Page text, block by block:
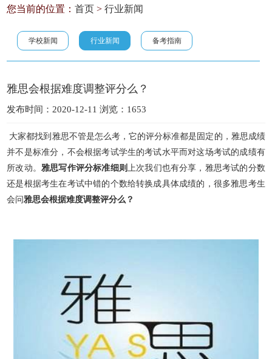
您当前的位置：首页 >行业新闻
学校新闻 行业新闻 备考指南
雅思会根据难度调整评分么？
发布时间：2020-12-11 浏览：1653
大家都找到雅思不管是怎么考，它的评分标准都是固定的，雅思成绩
并不是标准分，不会根据考试学生的考试水平而对这场考试的成绩有
所改动。 雅思写作评分标准细则 上次我们也有分享，雅思考试的分数
还是根据考生在考试中错的个数给转换成具体成绩的，很多雅思考生
会问雅思会根据难度调整评分么？